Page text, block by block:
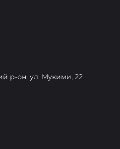
р-он, ул. Мукими, 22